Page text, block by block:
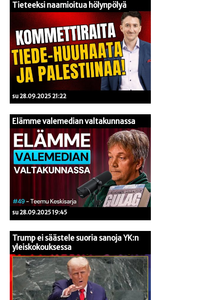
Tieteeksi naamioitua hölynpölyä
su 28.09.2025 21:22
Elämme valemedian valtakunnassa
su 28.09.2025 19:45
Trump ei säästele suoria sanoja YK:n
yleiskokouksessa